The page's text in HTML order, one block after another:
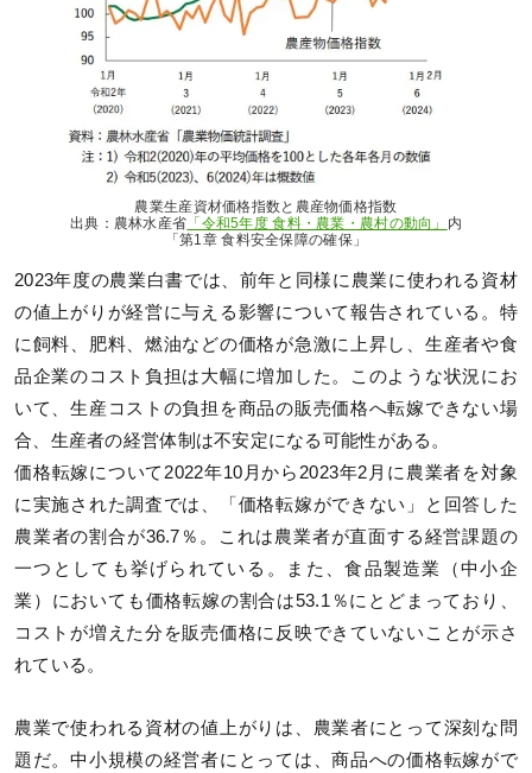
農業⽣産資材価格指数と農産物価格指数
出典：農林水産省 「令和5年度 食料・農業・農村の動向」 内
「第1章 食料安全保障の確保」
2023年度の農業白書では、前年と同様に農業に使われる資材
の値上がりが経営に与える影響について報告されている。特
に飼料、肥料、燃油などの価格が急激に上昇し、生産者や食
品企業のコスト負担は大幅に増加した。このような状況にお
いて、生産コストの負担を商品の販売価格へ転嫁できない場
合、生産者の経営体制は不安定になる可能性がある​​。
価格転嫁について2022年10月から2023年2月に農業者を対象
に実施された調査では、「価格転嫁ができない」と回答した
農業者の割合が36.7％。これは農業者が直面する経営課題の
一つとしても挙げられている​​。また、食品製造業（中小企
業）においても価格転嫁の割合は53.1％にとどまっており、
コストが増えた分を販売価格に反映できていないことが示さ
れている​​。
農業で使われる資材の値上がりは、農業者にとって深刻な問
題だ。中小規模の経営者にとっては、商品への価格転嫁がで